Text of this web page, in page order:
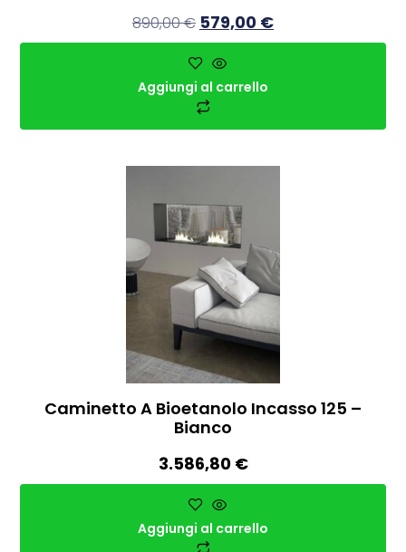
890,00€ 579,00 €
Aggiungi al carrello
Caminetto A Bioetanolo Incasso 125 –
Bianco
3.586,80 €
Aggiungi al carrello